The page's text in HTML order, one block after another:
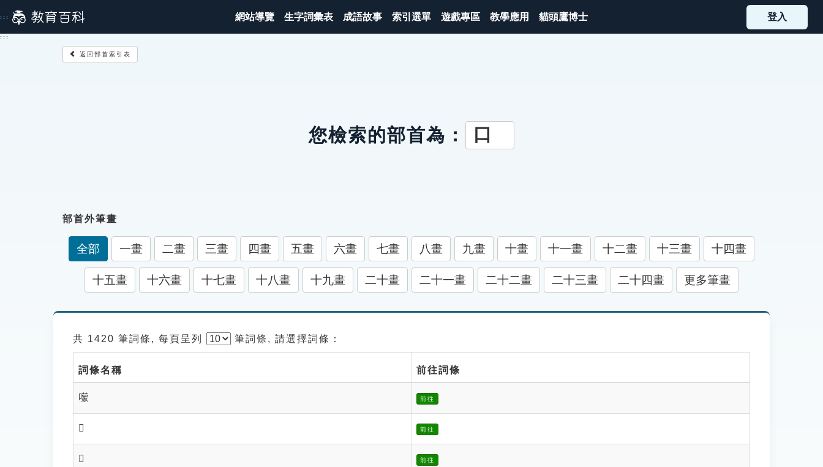
到
主
::: 網站導覽 生字詞彙表 成語故事 索引選單 遊戲專區 教學應用 貓頭鷹博士 登入
:::
返回部首索引表
您檢索的部首為： 口
部首外筆畫
全部 一畫 二畫 三畫 四畫 五畫 六畫 七畫 八畫 九畫 十畫 十一畫 十二畫 十三畫 十四畫
十五畫 十六畫 十七畫 十八畫 十九畫 二十畫 二十一畫 二十二畫 二十三畫 二十四畫 更多筆畫
共 1420 筆詞條, 每頁呈列 筆詞條, 請選擇詞條：
詞條名稱 前往詞條
𡁏 前往
𡁐 前往
𡁑 前往